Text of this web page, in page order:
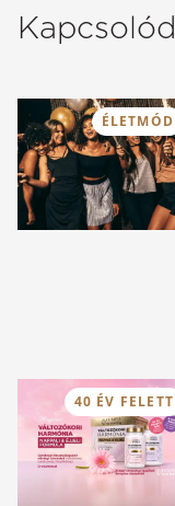
ÉLETMÓD
40 ÉV FELETT